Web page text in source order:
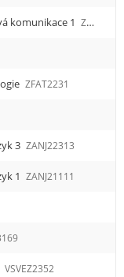
komunikace 1 ZKOM21111
ZFAT2231
3 ZANJ22313
1 ZANJ21111
VSVEZ2352